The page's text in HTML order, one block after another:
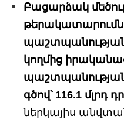
Բացարձակ
թերակատարումն
կողմից
գծով՝ 116.1 մլրդ
ներկայիս